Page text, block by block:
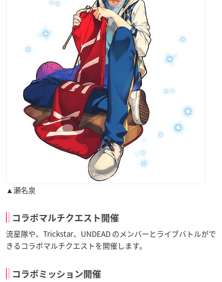
▲瀬名泉
コラボマルチクエスト開催
流星隊や、Trickstar、UNDEAD のメンバーとライブバトルがで
きるコラボマルチクエストを開催します。
コラボミッション開催